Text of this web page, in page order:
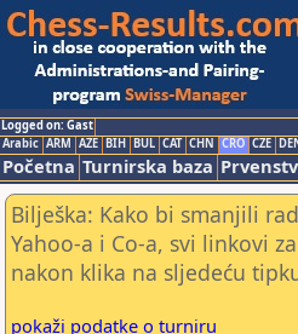
Logged on: Gast
Arabic ARM AZE BIH BUL CAT CHN CRO CZE
Početna Turnirska baza
Bilješka: Kako bi smanjili
Yahoo-a i Co-a, svi linkovi
nakon klika na sljedeću
pokaži podatke o turniru